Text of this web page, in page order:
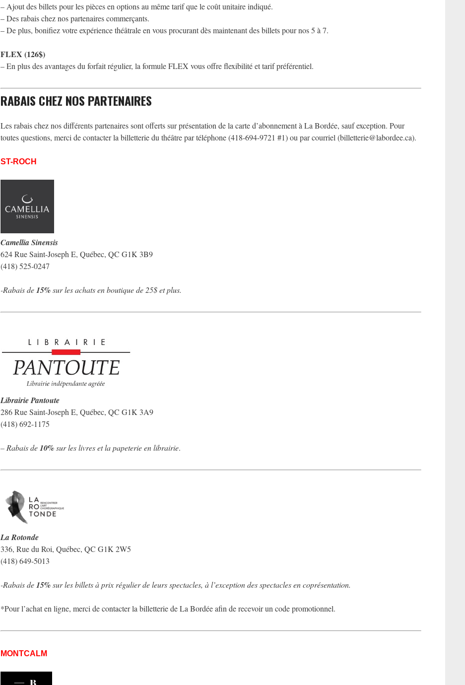
– Ajout des billets pour les pièces en options au même tarif que le coût unitaire indiqué.
– Des rabais chez nos partenaires commerçants.
– De plus, bonifiez votre expérience théâtrale en vous procurant dès maintenant des billets pour nos 5 à 7.
FLEX (126$)
– En plus des avantages du forfait régulier, la formule FLEX vous offre flexibilité et tarif préférentiel.
RABAIS CHEZ NOS PARTENAIRES
Les rabais chez nos différents partenaires sont offerts sur présentation de la carte d’abonnement à La Bordée, sauf exception. Pour
toutes questions, merci de contacter la billetterie du théâtre par téléphone (418-694-9721 #1) ou par courriel (billetterie@labordee.ca).
ST-ROCH
Camellia Sinensis
624 Rue Saint-Joseph E, Québec, QC G1K 3B9
(418) 525-0247
-Rabais de15%sur les achats en boutique de 25$ et plus.
Librairie Pantoute
286 Rue Saint-Joseph E, Québec, QC G1K 3A9
(418) 692-1175
– Rabais de10%sur les livres et la papeterie en librairie.
La Rotonde
336, Rue du Roi, Québec, QC G1K 2W5
(418) 649-5013
-Rabais de15%sur les billets à prix régulier de leurs spectacles, à l’exception des spectacles en coprésentation.
*Pour l’achat en ligne, merci de contacter la billetterie de La Bordée afin de recevoir un code promotionnel.
MONTCALM